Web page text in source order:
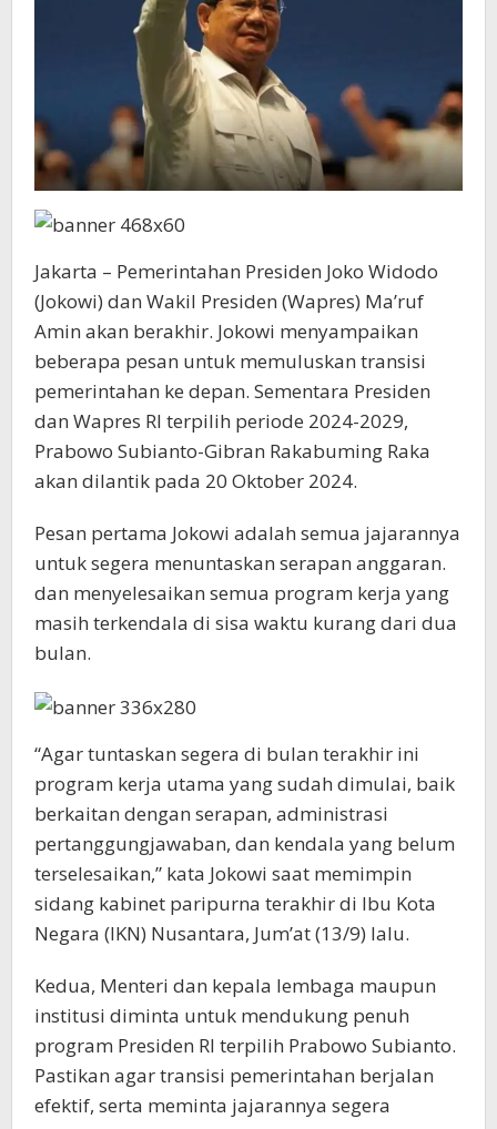
Jakarta – Pemerintahan Presiden Joko Widodo
(Jokowi) dan Wakil Presiden (Wapres) Ma’ruf
Amin akan berakhir. Jokowi menyampaikan
beberapa pesan untuk memuluskan transisi
pemerintahan ke depan. Sementara Presiden
dan Wapres RI terpilih periode 2024-2029,
Prabowo Subianto-Gibran Rakabuming Raka
akan dilantik pada 20 Oktober 2024.
Pesan pertama Jokowi adalah semua jajarannya
untuk segera menuntaskan serapan anggaran.
dan menyelesaikan semua program kerja yang
masih terkendala di sisa waktu kurang dari dua
bulan.
“Agar tuntaskan segera di bulan terakhir ini
program kerja utama yang sudah dimulai, baik
berkaitan dengan serapan, administrasi
pertanggungjawaban, dan kendala yang belum
terselesaikan,” kata Jokowi saat memimpin
sidang kabinet paripurna terakhir di Ibu Kota
Negara (IKN) Nusantara, Jum’at (13/9) lalu.
Kedua, Menteri dan kepala lembaga maupun
institusi diminta untuk mendukung penuh
program Presiden RI terpilih Prabowo Subianto.
Pastikan agar transisi pemerintahan berjalan
efektif, serta meminta jajarannya segera